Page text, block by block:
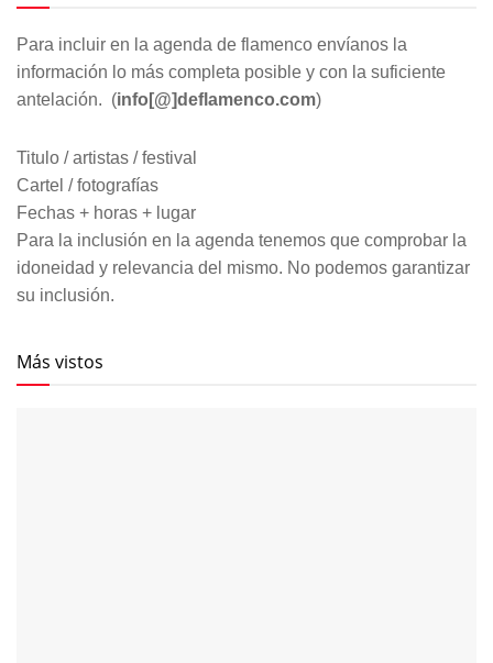
Para incluir en la agenda de flamenco envíanos la
información lo más completa posible y con la suficiente
antelación. (info[@]deflamenco.com)
Titulo / artistas / festival
Cartel / fotografías
Fechas + horas + lugar
Para la inclusión en la agenda tenemos que comprobar la
idoneidad y relevancia del mismo. No podemos garantizar
su inclusión.
Más vistos